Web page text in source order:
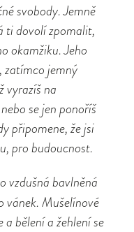
svobody. Jemně
ti dovolí zpomalit,
okamžiku. Jeho
zatímco jemný
vyrazíš na
se jen ponoříš
připomene, že jsi
pro budoucnost.
vzdušná bavlněná
vánek. Mušelínové
bělení a žehlení se